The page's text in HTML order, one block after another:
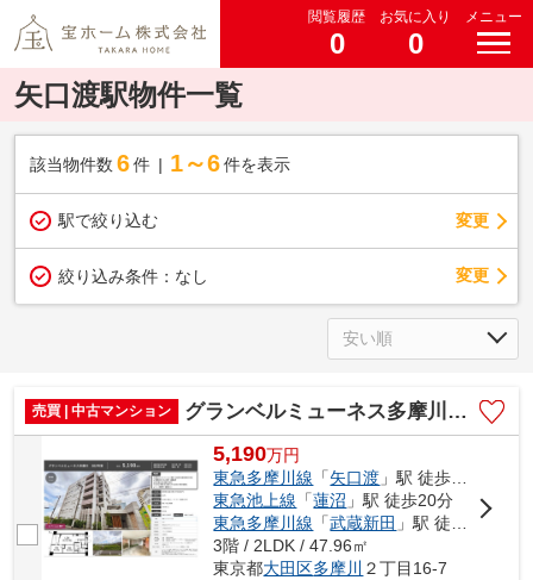
閲覧履歴
0
お気に入り
0
メニュー
矢口渡駅物件一覧
該当物件数 6件 1～6 件を表示
駅で絞り込む 変更
絞り込み条件： なし 変更
売買 | 中古マンション グランベルミューネス多摩川 仲介手数料無料＋15万円現金プレゼント中
5,190万円
東急多摩川線 「矢口渡 」駅 徒歩10分
東急池上線 「蓮沼 」駅 徒歩20分
東急多摩川線 「武蔵新田 」駅 徒歩18分
3階 / 2LDK / 47.96㎡
東京都大田区多摩川 ２丁目16-7